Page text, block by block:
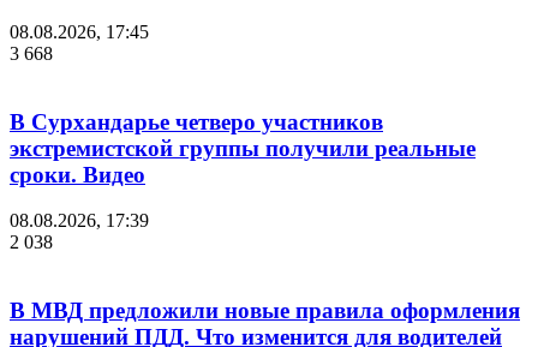
08.08.2026, 17:45
3 668
В Сурхандарье четверо участников
экстремистской группы получили реальные
сроки. Видео
08.08.2026, 17:39
2 038
В МВД предложили новые правила оформления
нарушений ПДД. Что изменится для водителей